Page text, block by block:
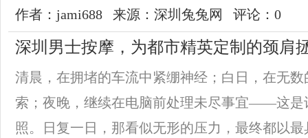
作者：jami688
来源：深圳兔兔网 评论：0
深圳男士按摩，为都市精英定制的颈肩
清晨，在拥堵的车流中紧绷神经；白日，在无
索；夜晚，继续在电脑前处理未尽事宜——这是
照。日复一日，那看似无形的压力，最终都以